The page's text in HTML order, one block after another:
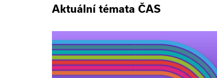
Aktuální témata ČAS